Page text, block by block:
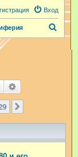
Вход
Поиск